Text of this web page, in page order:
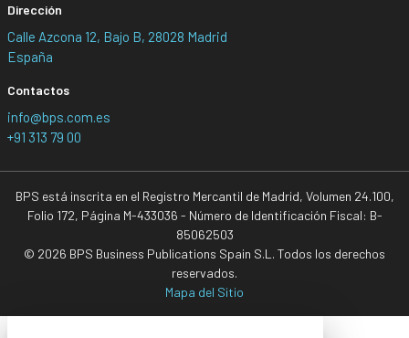
Dirección
Calle Azcona 12, Bajo B, 28028 Madrid
España
Contactos
info@bps.com.es
+91 313 79 00
BPS está inscrita en el Registro Mercantil de Madrid, Volumen 24.100,
Folio 172, Página M-433036 - Número de Identificación Fiscal: B-
85062503
© 2026 BPS Business Publications Spain S.L. Todos los derechos
reservados.
Mapa del Sitio